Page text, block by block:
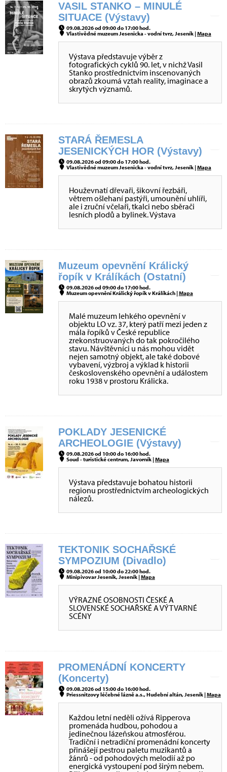
VASIL STANKO – MINULÉ
SITUACE (Výstavy)
09.08.2026 od 09:00 do 17:00 hod.
Vlastivědné muzeum Jesenicka - vodní tvrz, Jeseník |Mapa
Výstava představuje výběr z
fotografických cyklů 90. let, v nichž Vasil
Stanko prostřednictvím inscenovaných
obrazů zkoumá vztah reality, imaginace a
skrytých významů.
STARÁ ŘEMESLA
JESENICKÝCH HOR (Výstavy)
09.08.2026 od 09:00 do 17:00 hod.
Vlastivědné muzeum Jesenicka - vodní tvrz, Jeseník |Mapa
Houževnatí dřevaři, šikovní řezbáři,
větrem ošlehaní pastýři, umounění uhlíři,
ale i zruční včelaři, tkalci nebo sběrači
lesních plodů a bylinek. Výstava
Muzeum opevnění Králický
řopík v Králíkách (Ostatní)
09.08.2026 od 09:00 do 17:00 hod.
Muzeum opevnění Králický řopík v Králíkách |Mapa
Malé muzeum lehkého opevnění v
objektu LO vz. 37, který patří mezi jeden z
mála řopíků v České republice
zrekonstruovaných do tak pokročilého
stavu. Návštěvníci u nás mohou vidět
nejen samotný objekt, ale také dobové
vybavení, výzbroj a výklad k historii
československého opevnění a událostem
roku 1938 v prostoru Králicka.
POKLADY JESENICKÉ
ARCHEOLOGIE (Výstavy)
09.08.2026 od 10:00 do 16:00 hod.
Soud - turistické centrum, Javorník |Mapa
Výstava představuje bohatou historii
regionu prostřednictvím archeologických
nálezů.
TEKTONIK SOCHAŘSKÉ
SYMPOZIUM (Divadlo)
09.08.2026 od 10:00 do 22:00 hod.
Minipivovar Jeseník, Jeseník |Mapa
VÝRAZNÉ OSOBNOSTI ČESKÉ A
SLOVENSKÉ SOCHAŘSKÉ A VÝTVARNÉ
SCÉNY
PROMENÁDNÍ KONCERTY
(Koncerty)
09.08.2026 od 15:00 do 16:00 hod.
Priessnitzovy léčebné lázně a.s., Hudební altán, Jeseník |Mapa
Každou letní neděli ožívá Ripperova
promenáda hudbou, pohodou a
jedinečnou lázeňskou atmosférou.
Tradiční i netradiční promenádní koncerty
přinášejí pestrou paletu muzikantů a
žánrů - od pohodových melodií až po
energická vystoupení pod širým nebem.